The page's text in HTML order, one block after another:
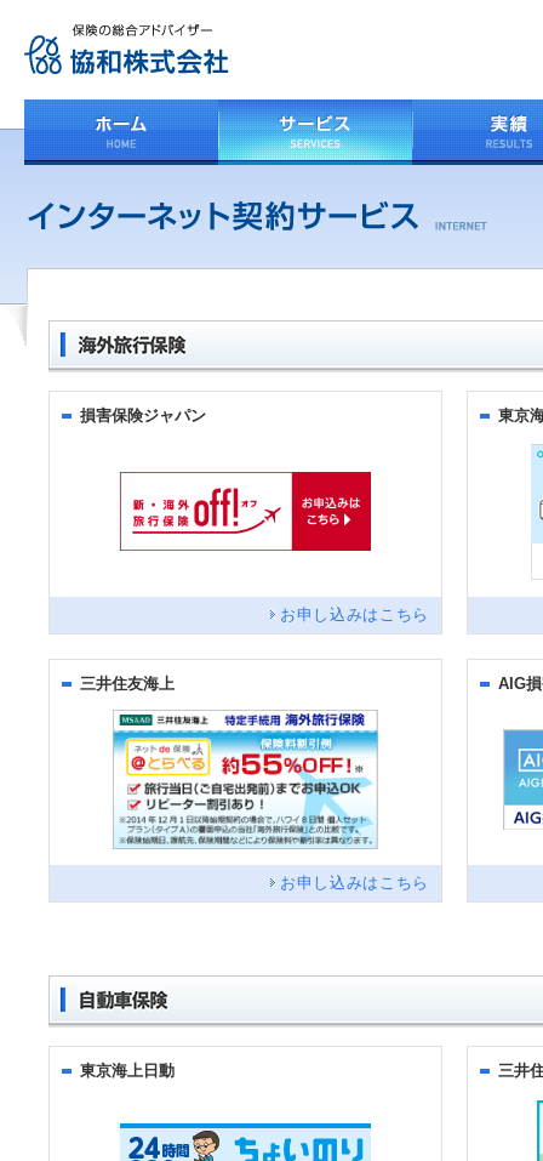
損害保険ジャパン
お申し込みはこちら
東京
三井住友海上
お申し込みはこちら
AIG
東京海上日動 三井